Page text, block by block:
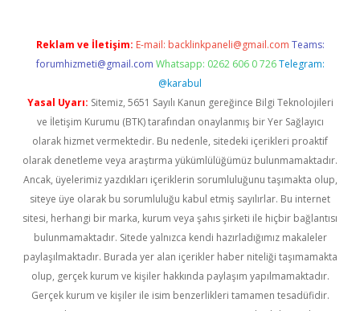
Reklam ve İletişim: E-mail: backlinkpaneli@gmail.com Teams:
forumhizmeti@gmail.com Whatsapp: 0262 606 0 726 Telegram:
@karabul
Yasal Uyarı: Sitemiz, 5651 Sayılı Kanun gereğince Bilgi Teknolojileri
ve İletişim Kurumu (BTK) tarafından onaylanmış bir Yer Sağlayıcı
olarak hizmet vermektedir. Bu nedenle, sitedeki içerikleri proaktif
olarak denetleme veya araştırma yükümlülüğümüz bulunmamaktadır.
Ancak, üyelerimiz yazdıkları içeriklerin sorumluluğunu taşımakta olup,
siteye üye olarak bu sorumluluğu kabul etmiş sayılırlar. Bu internet
sitesi, herhangi bir marka, kurum veya şahıs şirketi ile hiçbir bağlantısı
bulunmamaktadır. Sitede yalnızca kendi hazırladığımız makaleler
paylaşılmaktadır. Burada yer alan içerikler haber niteliği taşımamakta
olup, gerçek kurum ve kişiler hakkında paylaşım yapılmamaktadır.
Gerçek kurum ve kişiler ile isim benzerlikleri tamamen tesadüfidir.